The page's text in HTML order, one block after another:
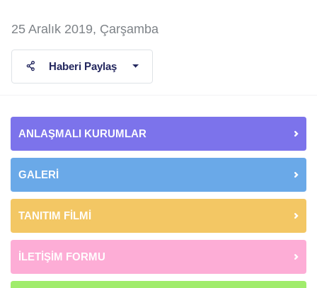
25 Aralık 2019, Çarşamba
Haberi Paylaş
ANLAŞMALI KURUMLAR
GALERİ
TANITIM FİLMİ
İLETİŞİM FORMU